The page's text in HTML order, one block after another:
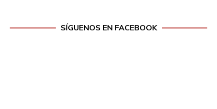
SÍGUENOS EN FACEBOOK